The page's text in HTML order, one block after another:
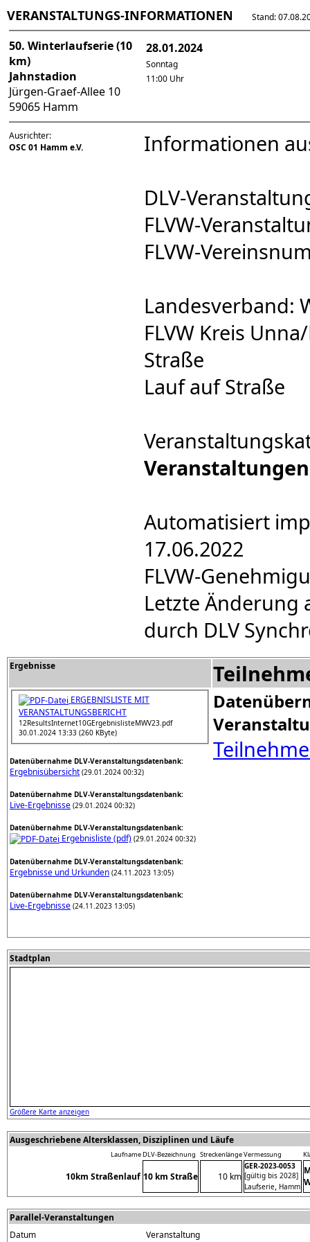
VERANSTALTUNGS-INFORMATIONEN Stand:
50. Winterlaufserie (10
km)
Jahnstadion
Jürgen-Graef-Allee 10
59065 Hamm
28.01.2024
Sonntag
11:00 Uhr
Ausrichter:
OSC 01 Hamm e.V.
Informationen
DLV-
FLVW-
FLVW-
Landesverband:
FLVW Kreis
Straße
Lauf auf Straße
Veranstaltungen
Automatisiert
17.06.2022
FLVW-
Letzte Änderung
durch DLV
Ergebnisse
ERGEBNISLISTE MIT
VERANSTALTUNGSBERICHT
12ResultsInternet10GErgebnislisteMWV23.pdf
30.01.2024 13:33 (260 KByte)
Datenübernahme DLV-Veranstaltungsdatenbank:
Ergebnisübersicht (29.01.2024 00:32)
Datenübernahme DLV-Veranstaltungsdatenbank:
Live-Ergebnisse (29.01.2024 00:32)
Datenübernahme DLV-Veranstaltungsdatenbank:
Ergebnisliste (pdf) (29.01.2024 00:32)
Datenübernahme DLV-Veranstaltungsdatenbank:
Ergebnisse und Urkunden (24.11.2023 13:05)
Datenübernahme DLV-Veranstaltungsdatenbank:
Live-Ergebnisse (24.11.2023 13:05)
Stadtplan
Größere Karte anzeigen
Ausgeschriebene Altersklassen, Disziplinen und Läufe
LaufnameDLV-Bezeichnung StreckenlängeVermessung
10km Straßenlauf 10 km Straße 10 km
GER-2023-0053
[gültig bis 2028]
Laufserie, Hamm
Parallel-Veranstaltungen
Datum
Veranstaltung